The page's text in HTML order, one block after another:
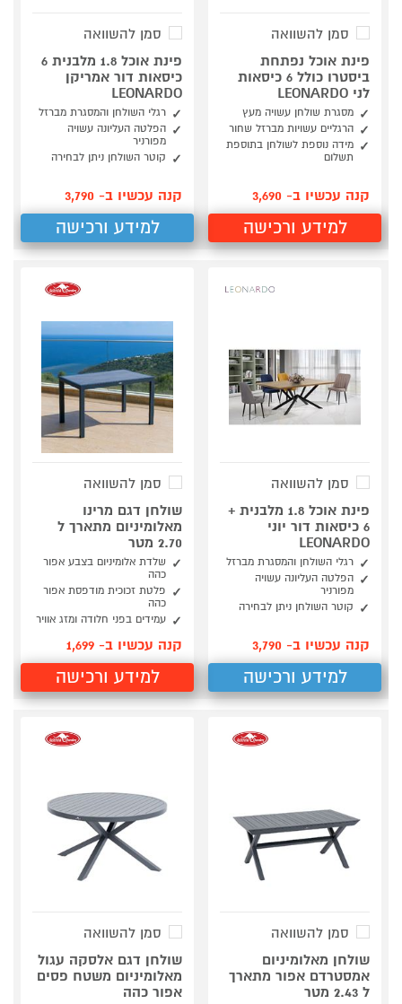
סמן להשוואה
פינת אוכל נפתחת
ביסטרו כולל 6 כיסאות
לני LEONARDO
מסגרת שולחן עשויה מעץ
הרגליים עשויות מברזל שחור
מידה נוספת לשולחן בתוספת
תשלום
קנה עכשיו ב- 3,690
למידע ורכישה
סמן להשוואה
פינת אוכל 1.8 מלבנית 6
כיסאות דור אמריקן
LEONARDO
רגלי השולחן והמסגרת מברזל
הפלטה העליונה עשויה
מפורניר
קוטר השולחן ניתן לבחירה
קנה עכשיו ב- 3,790
למידע ורכישה
סמן להשוואה
פינת אוכל 1.8 מלבנית +
6 כיסאות דור יוני
LEONARDO
רגלי השולחן והמסגרת מברזל
הפלטה העליונה עשויה
מפורניר
קוטר השולחן ניתן לבחירה
קנה עכשיו ב- 3,790
למידע ורכישה
סמן להשוואה
שולחן דגם מרינו
מאלומיניום מתארך ל
2.70 מטר
שלדת אלומיניום בצבע אפור
כהה
פלטת זכוכית מודפסת אפור
כהה
עמידים בפני חלודה ומזג אוויר
קנה עכשיו ב- 1,699
למידע ורכישה
סמן להשוואה
שולחן מאלומיניום
אמסטרדם אפור מתארך
ל 2.43 מטר
סמן להשוואה
שולחן דגם אלסקה עגול
מאלומיניום משטח פסים
אפור כהה